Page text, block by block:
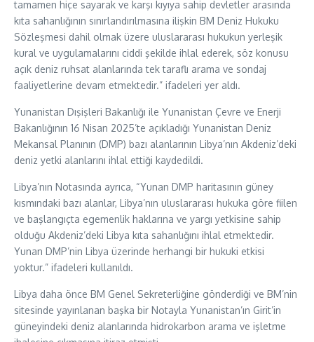
tamamen hiçe sayarak ve karşı kıyıya sahip devletler arasında
kıta sahanlığının sınırlandırılmasına ilişkin BM Deniz Hukuku
Sözleşmesi dahil olmak üzere uluslararası hukukun yerleşik
kural ve uygulamalarını ciddi şekilde ihlal ederek, söz konusu
açık deniz ruhsat alanlarında tek taraflı arama ve sondaj
faaliyetlerine devam etmektedir.” ifadeleri yer aldı.
Yunanistan Dışişleri Bakanlığı ile Yunanistan Çevre ve Enerji
Bakanlığının 16 Nisan 2025’te açıkladığı Yunanistan Deniz
Mekansal Planının (DMP) bazı alanlarının Libya’nın Akdeniz’deki
deniz yetki alanlarını ihlal ettiği kaydedildi.
Libya’nın Notasında ayrıca, “Yunan DMP haritasının güney
kısmındaki bazı alanlar, Libya’nın uluslararası hukuka göre fiilen
ve başlangıçta egemenlik haklarına ve yargı yetkisine sahip
olduğu Akdeniz’deki Libya kıta sahanlığını ihlal etmektedir.
Yunan DMP’nin Libya üzerinde herhangi bir hukuki etkisi
yoktur.” ifadeleri kullanıldı.
Libya daha önce BM Genel Sekreterliğine gönderdiği ve BM’nin
sitesinde yayınlanan başka bir Notayla Yunanistan’ın Girit’in
güneyindeki deniz alanlarında hidrokarbon arama ve işletme